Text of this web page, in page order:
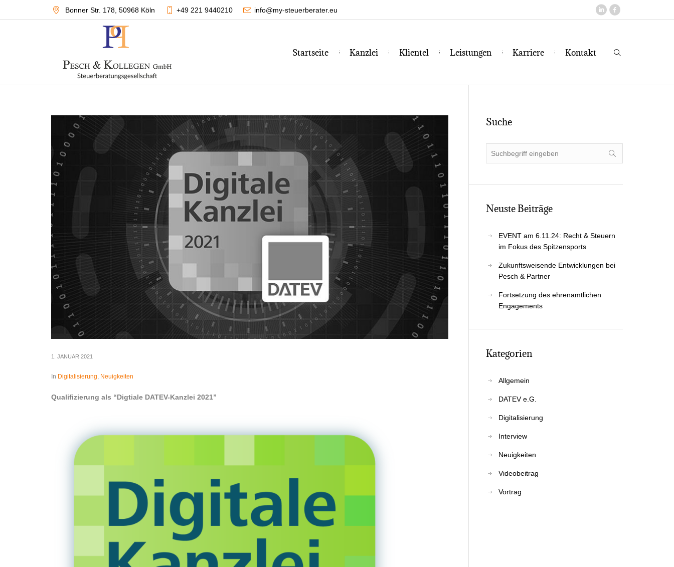
Bonner Str. 178, 50968 Köln +49 221 9440210 info@my-steuerberater.eu
Start­sei­te Kanz­lei Kli­en­tel Leis­tun­gen Kar­rie­re Kon­takt
1. JANUAR 2021
In Digitalisierung Neuigkeiten
Qua­li­fi­zie­rung als “Dig­tia­le DATEV-Kanz­lei 2021”
Suche
Neus­te Beiträge
EVENT am 6.11.24: Recht & Steu­ern
im Fokus des Spitzensports
Zukunfts­wei­sen­de Ent­wick­lun­gen bei
Pesch & Partner
Fort­set­zung des ehren­amt­li­chen
Engagements
Kate­go­rien
Allgemein
DATEV e.G.
Digitalisierung
Interview
Neuigkeiten
Videobeitrag
Vortrag